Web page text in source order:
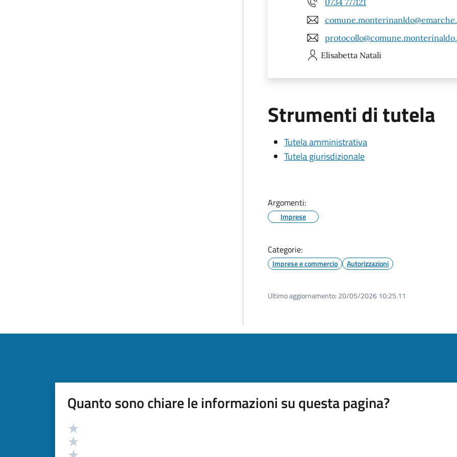
Elisabetta Natali
Strumenti di tutela
Tutela amministrativa
Tutela giurisdizionale
Argomenti:
Imprese
Categorie:
Imprese e commercio Autorizzazioni
Ultimo aggiornamento: 20/05/2026 10:25.11
Quanto sono chiare le informazioni su questa pagina?
Valutazione